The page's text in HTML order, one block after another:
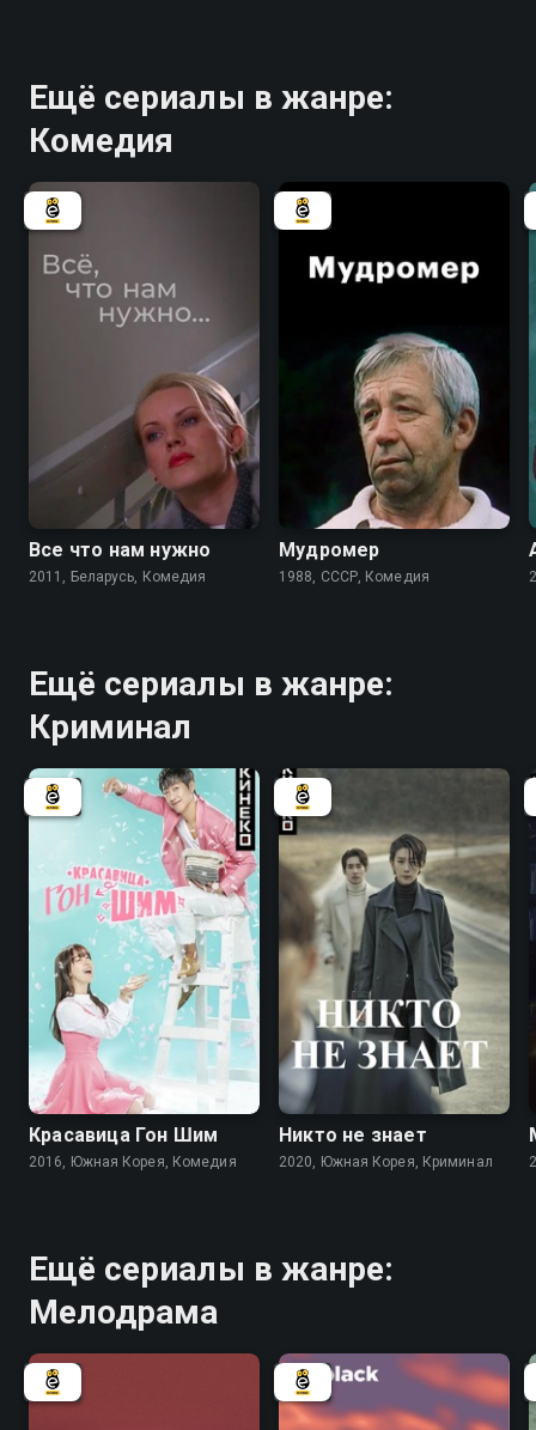
Ещё сериалы в жанре:
Комедия
Все что нам нужно
2011, Беларусь, Комедия
Мудромер
1988, СССР, Комедия
Ещё сериалы в жанре:
Криминал
7.7 7.3
Красавица Гон Шим
2016, Южная Корея, Комедия
7.7 7.8
Никто не знает
2020, Южная Корея, Криминал
Ещё сериалы в жанре:
Мелодрама